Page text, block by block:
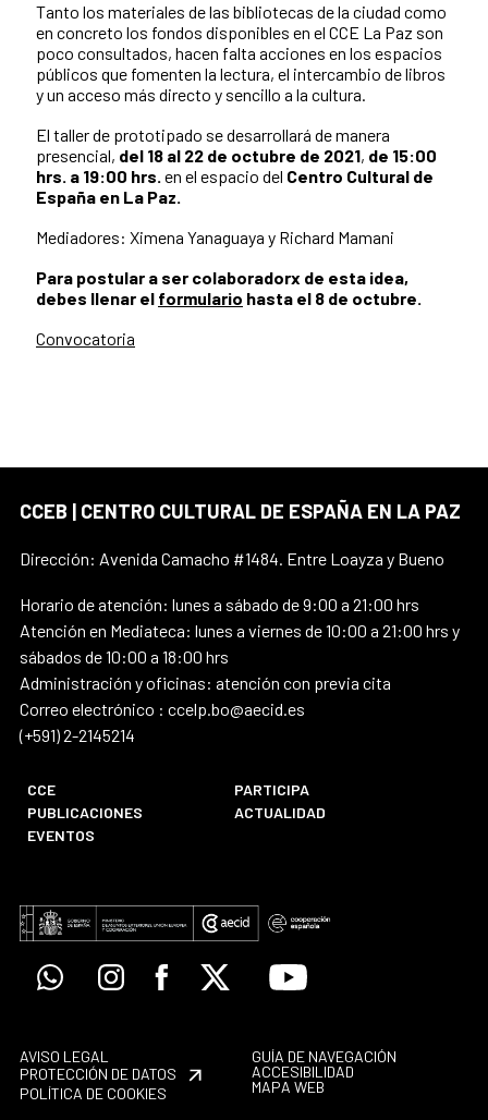
Tanto los materiales de las bibliotecas de la ciudad como
en concreto los fondos disponibles en el CCE La Paz son
poco consultados, hacen falta acciones en los espacios
públicos que fomenten la lectura, el intercambio de libros
y un acceso más directo y sencillo a la cultura.
El taller de prototipado se desarrollará de manera
presencial, del 18 al 22 de octubre de 2021, de 15:00
hrs. a 19:00 hrs. en el espacio del Centro Cultural de
España en La Paz.
Mediadores: Ximena Yanaguaya y Richard Mamani
Para postular a ser colaboradorx de esta idea,
debes llenar el formulario hasta el 8 de octubre.
Convocatoria
CCEB | CENTRO CULTURAL DE ESPAÑA EN LA PAZ
Dirección: Avenida Camacho #1484. Entre Loayza y Bueno
Horario de atención: lunes a sábado de 9:00 a 21:00 hrs
Atención en Mediateca: lunes a viernes de 10:00 a 21:00 hrs y
sábados de 10:00 a 18:00 hrs
Administración y oficinas: atención con previa cita
Correo electrónico : ccelp.bo@aecid.es
(+591) 2-2145214
CCE
PARTICIPA
PUBLICACIONES
ACTUALIDAD
EVENTOS
WhatsappInstagramFacebook
X Youtube
AVISO LEGAL
PROTECCIÓN DE DATOS
POLÍTICA DE COOKIES
GUÍA DE NAVEGACIÓN
ACCESIBILIDAD
MAPA WEB